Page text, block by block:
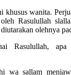
khusus wanita.
Rasulullah
olehnya
Rasulullah,
wa sallam